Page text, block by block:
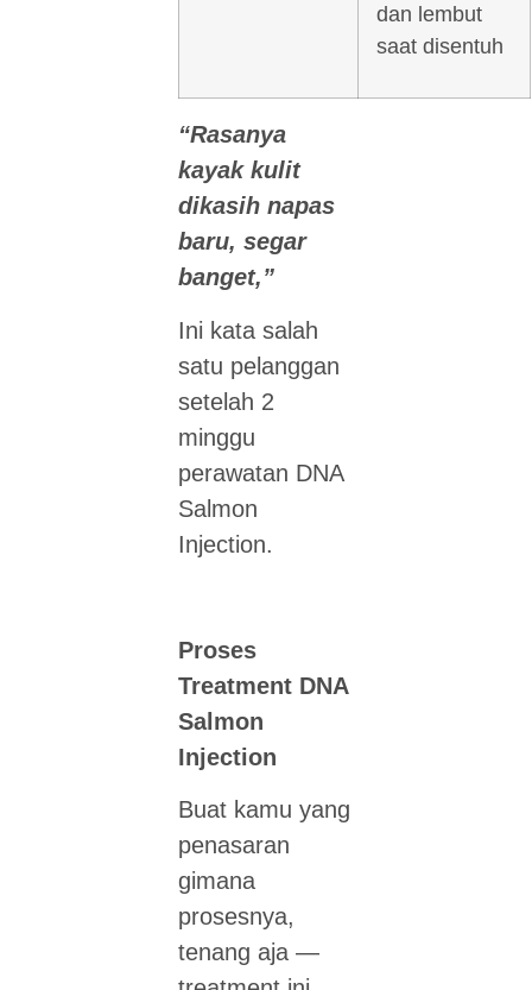
dan lembut
saat disentuh
“Rasanya
kayak kulit
dikasih napas
baru, segar
banget,”
Ini kata salah
satu pelanggan
setelah 2
minggu
perawatan DNA
Salmon
Injection.
Proses
Treatment DNA
Salmon
Injection
Buat kamu yang
penasaran
gimana
prosesnya,
tenang aja —